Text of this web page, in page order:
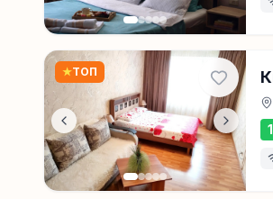
★ТОП